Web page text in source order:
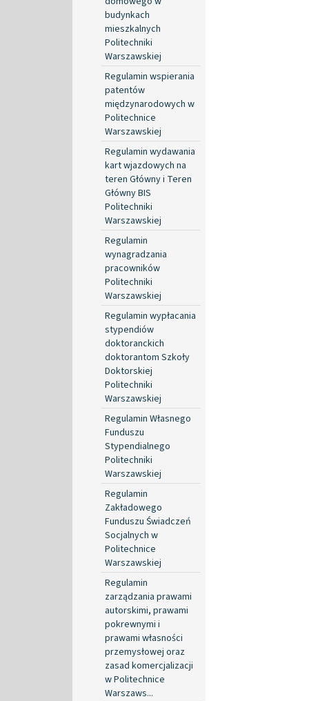
budynkach
mieszkalnych
Politechniki
Warszawskiej
Regulamin wspierania
patentów
międzynarodowych w
Politechnice
Warszawskiej
Regulamin wydawania
kart wjazdowych na
teren Główny i Teren
Główny BIS
Politechniki
Warszawskiej
Regulamin
wynagradzania
pracowników
Politechniki
Warszawskiej
Regulamin wypłacania
stypendiów
doktoranckich
doktorantom Szkoły
Doktorskiej
Politechniki
Warszawskiej
Regulamin Własnego
Funduszu
Stypendialnego
Politechniki
Warszawskiej
Regulamin
Zakładowego
Funduszu Świadczeń
Socjalnych w
Politechnice
Warszawskiej
Regulamin
zarządzania prawami
autorskimi, prawami
pokrewnymi i
prawami własności
przemysłowej oraz
zasad komercjalizacji
w Politechnice
Warszaws...